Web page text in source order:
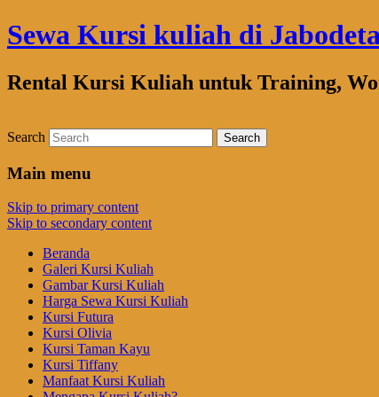
Sewa Kursi kuliah di
Rental Kursi Kuliah untuk Training,
Search
Main menu
Skip to primary content
Skip to secondary content
Beranda
Galeri Kursi Kuliah
Gambar Kursi Kuliah
Harga Sewa Kursi Kuliah
Kursi Futura
Kursi Olivia
Kursi Taman Kayu
Kursi Tiffany
Manfaat Kursi Kuliah